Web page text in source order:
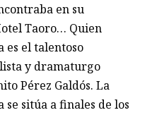
en su
Taoro… Quien
es el talentoso
y dramaturgo
Pérez Galdós. La
se sitúa a finales de los